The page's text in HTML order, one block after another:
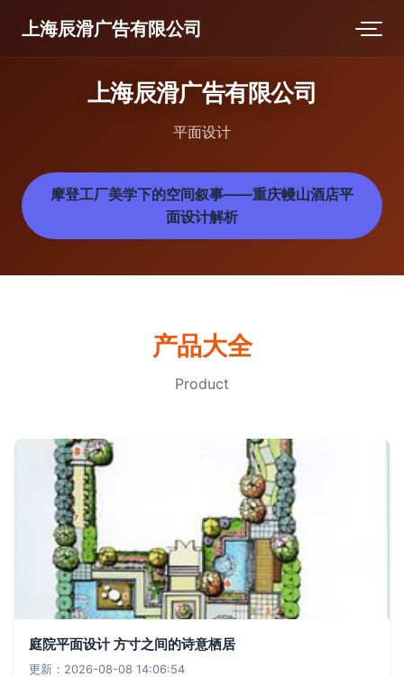
上海辰滑广告有限公司
上海辰滑广告有限公司
平面设计
摩登工厂美学下的空间叙事——重庆幔山酒店平
面设计解析
产品大全
Product
庭院平面设计 方寸之间的诗意栖居
更新：2026-08-08 14:06:54